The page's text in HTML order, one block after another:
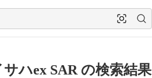
ハex SAR の検索結果